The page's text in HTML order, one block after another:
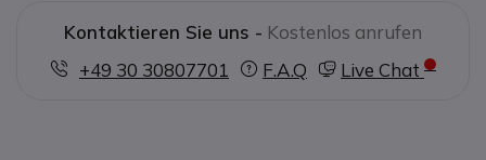
Kontaktieren Sie uns - Kostenlos anrufen
+49 30 30807701
F.A.Q Live Chat